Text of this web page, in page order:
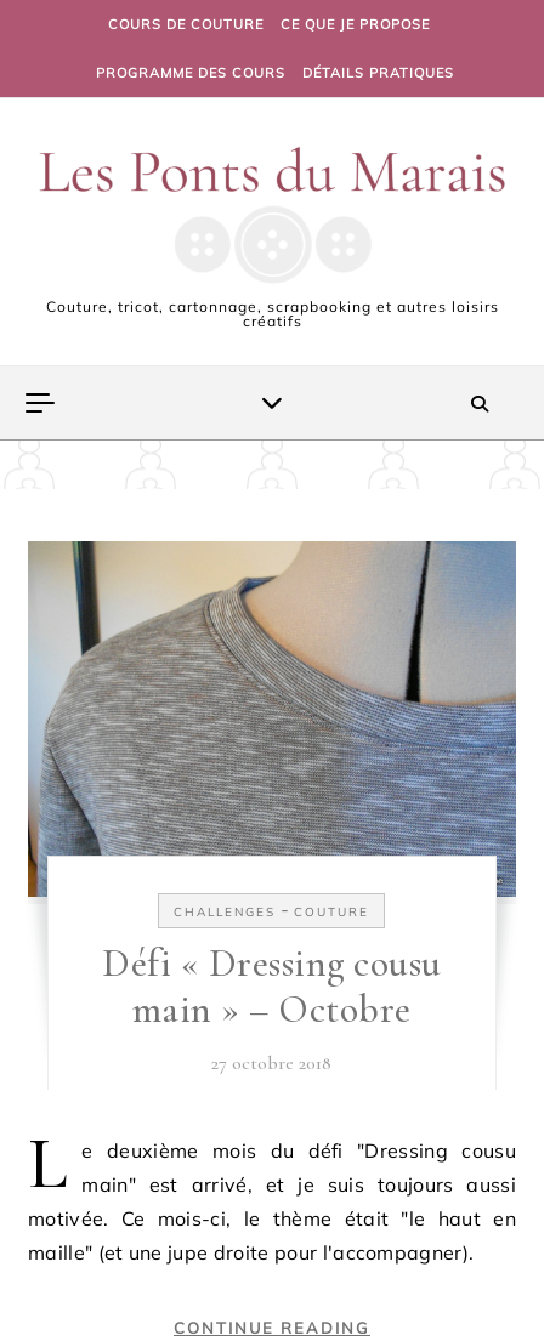
Skip to contentCOURS DE COUTURE CE QUE JE PROPOSE
PROGRAMME DES COURS DÉTAILS PRATIQUES
Couture, tricot, cartonnage, scrapbooking et autres loisirs
créatifs
CHALLENGES -COUTURE
Défi « Dressing cousu
main » – Octobre
27 octobre 2018
L
e deuxième mois du défi "Dressing cousu
main" est arrivé, et je suis toujours aussi
motivée. Ce mois-ci, le thème était "le haut en
maille" (et une jupe droite pour l'accompagner).
CONTINUE READING